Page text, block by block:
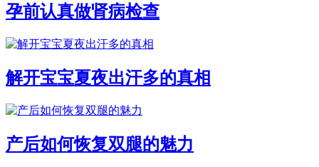
孕前认真做肾病检查
解开宝宝夏夜出汗多的真相
产后如何恢复双腿的魅力